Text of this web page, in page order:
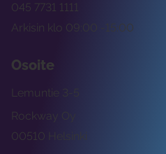
Arkisin klo 09:00 -15:00
045 7731 1111
Osoite
Rockway Oy
Lemuntie 3-5
00510 Helsinki